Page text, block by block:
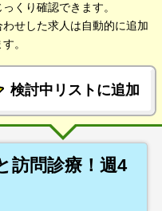
くり確認できます。
わせした求人は自動的に追加
。
検討中リストに追加
訪問診療！週4